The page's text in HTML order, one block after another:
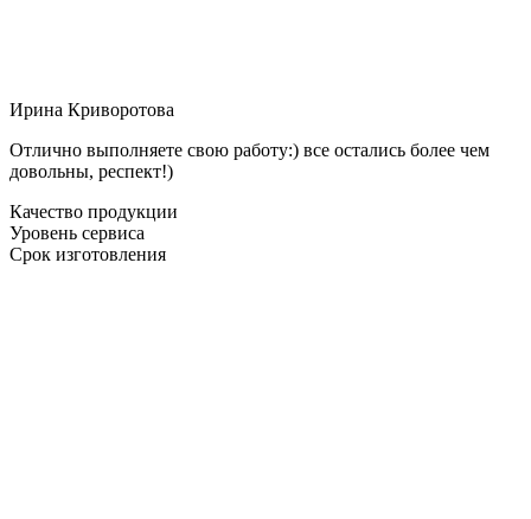
Ирина Криворотова
Отлично выполняете свою работу:) все остались более чем
довольны, респект!)
Качество продукции
Уровень сервиса
Срок изготовления